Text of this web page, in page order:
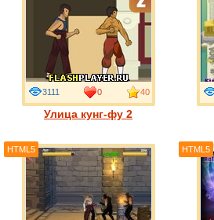
Улица кунг-фу 2
3111 0 40
HTML5 HTML5